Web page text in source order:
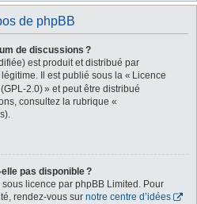
de phpBB
de discussions ?
est produit et distribué par
Il est publié sous la « Licence
2.0) » et peut être distribué
consultez la rubrique «
pas disponible ?
licence par phpBB Limited. Pour
rendez-vous sur notre centre d’idées